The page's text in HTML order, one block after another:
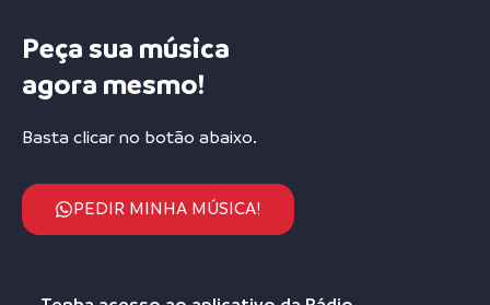
Peça sua música
agora mesmo!
Basta clicar no botão abaixo.
PEDIR MINHA MÚSICA!